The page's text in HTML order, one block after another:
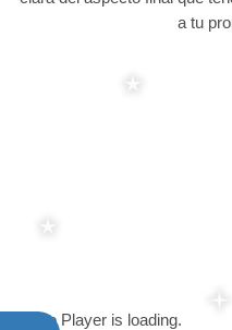
a tu
Video Player is loading.